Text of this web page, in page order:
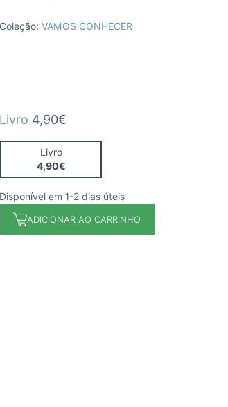
Coleção: VAMOS CONHECER
Livro 4,90€
Livro
4,90€
Disponível em 1-2 dias úteis
ADICIONAR AO CARRINHO